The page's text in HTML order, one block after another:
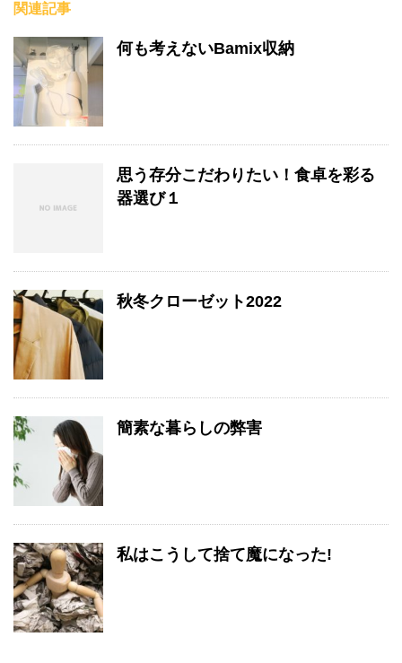
関連記事
何も考えないBamix収納
思う存分こだわりたい！食卓を彩る
器選び１
秋冬クローゼット2022
簡素な暮らしの弊害
私はこうして捨て魔になった!